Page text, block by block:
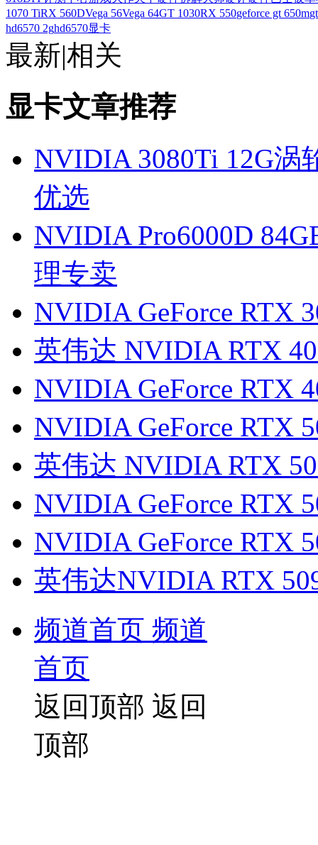
1070 TiRX 560DVega 56Vega 64GT 1030RX 550geforce gt 650m
hd6570 2ghd6570显卡
最新|相关
显卡文章推荐
NVIDIA 3080Ti 12G涡
优选
NVIDIA Pro6000D
理专卖
NVIDIA GeForce RTX
英伟达 NVIDIA RTX
NVIDIA GeForce RTX
NVIDIA GeForce RTX
英伟达 NVIDIA RTX
NVIDIA GeForce RTX
NVIDIA GeForce RTX
英伟达NVIDIA RTX
频道首页 频道
首页
返回顶部 返回
顶部